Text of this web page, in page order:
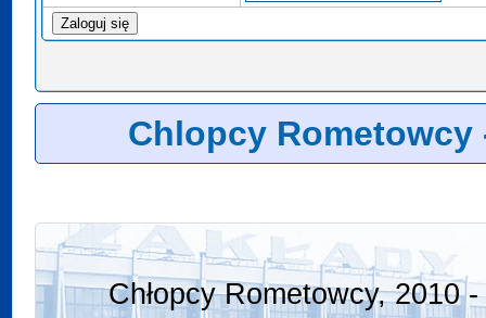
Chlopcy Rometowcy
Chłopcy Rometowcy, 2010